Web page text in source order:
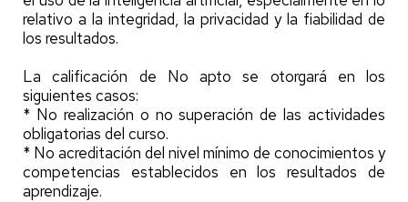
relativo a la integridad, la privacidad y la fiabilidad de
los resultados.
La calificación de No apto se otorgará en los
siguientes casos:
* No realización o no superación de las actividades
obligatorias del curso.
* No acreditación del nivel mínimo de conocimientos y
competencias establecidos en los resultados de
aprendizaje.